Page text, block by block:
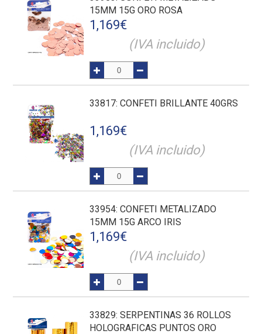
15MM 15G ORO ROSA
1,169€
(IVA incluido)
33817: CONFETI BRILLANTE 40GRS
1,169€
(IVA incluido)
33954: CONFETI METALIZADO
15MM 15G ARCO IRIS
1,169€
(IVA incluido)
33829: SERPENTINAS 36 ROLLOS
HOLOGRAFICAS PUNTOS ORO